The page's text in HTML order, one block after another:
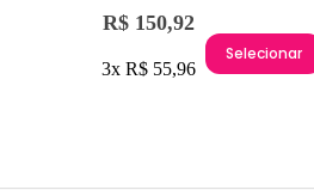
R$ 150,92
3x R$ 55,96
Selecionar